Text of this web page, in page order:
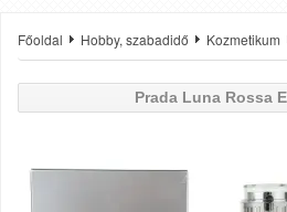
Főoldal Hobby, szabadidő Kozmetikum
Prada Luna Rossa